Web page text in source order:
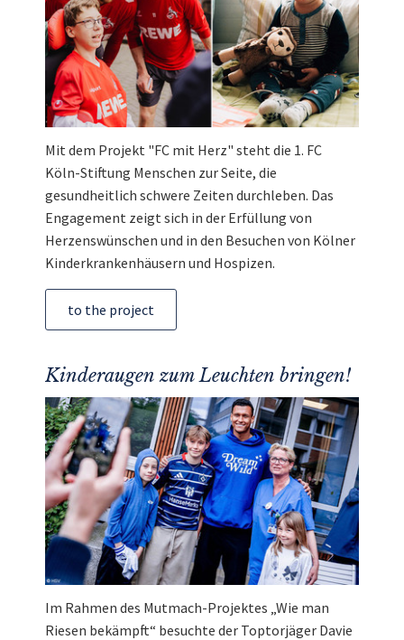
Mit dem Projekt "FC mit Herz" steht die 1. FC
Köln-Stiftung Menschen zur Seite, die
gesundheitlich schwere Zeiten durchleben. Das
Engagement zeigt sich in der Erfüllung von
Herzenswünschen und in den Besuchen von Kölner
Kinderkrankenhäusern und Hospizen.
to the project
Kinderaugen zum Leuchten bringen!
Im Rahmen des Mutmach-Projektes „Wie man
Riesen bekämpft“ besuchte der Toptorjäger Davie